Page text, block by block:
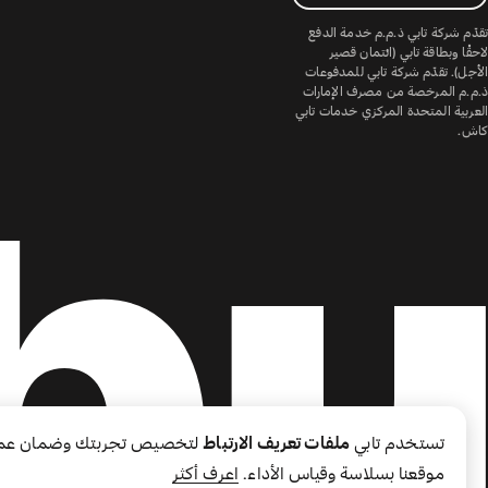
تقدّم شركة تابي ذ.م.م خدمة الدفع
لاحقًا وبطاقة تابي (ائتمان قصير
الأجل). تقدّم شركة تابي للمدفوعات
ذ.م.م المرخصة من مصرف الإمارات
العربية المتحدة المركزي خدمات تابي
كاش.
تستخدم تابي ملفات تعريف الارتباطلتخصيص تجربتك وضمان
موقعنا بسلاسة وقياس الأداء. اعرف أكثر